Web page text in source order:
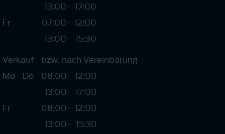
13:00- 17:00
Fr
07:00
13:00
-
-
12:00
15:30
Verkauf - bzw. nach Vereinbarung
Mo - Do
08:00
13:00
-
-
12:00
17:00
Fr
08:00
13:00
-
-
12:00
15:30